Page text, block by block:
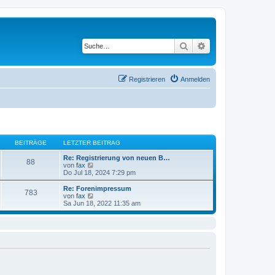
Suche
Anmelden
Registrieren
BEITRÄGE LETZTER BEITRAG
88
Re: Registrierung von neuen B…
von fax
e
u
e
e
r
Do Jul 18, 2024 7:29 pm
783
Re: Forenimpressum
von fax
e
u
r
Sa Jun 18, 2022 11:35 am